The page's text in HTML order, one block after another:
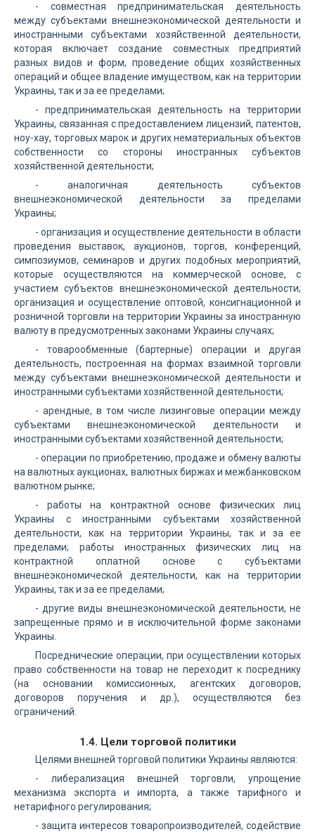
- совместная предпринимательская деятельность
между субъектами внешнеэкономической деятельности и
иностранными субъектами хозяйственной деятельности,
которая включает создание совместных предприятий
разных видов и форм, проведение общих хозяйственных
операций и общее владение имуществом, как на территории
Украины, так и за ее пределами;
- предпринимательская деятельность на территории
Украины, связанная с предоставлением лицензий, патентов,
ноу-хау, торговых марок и других нематериальных объектов
собственности со стороны иностранных субъектов
хозяйственной деятельности;
- аналогичная деятельность субъектов
внешнеэкономической деятельности за пределами
Украины;
- организация и осуществление деятельности в области
проведения выставок, аукционов, торгов, конференций,
симпозиумов, семинаров и других подобных мероприятий,
которые осуществляются на коммерческой основе, с
участием субъектов внешнеэкономической деятельности;
организация и осуществление оптовой, консигнационной и
розничной торговли на территории Украины за иностранную
валюту в предусмотренных законами Украины случаях;
- товарообменные (бартерные) операции и другая
деятельность, построенная на формах взаимной торговли
между субъектами внешнеэкономической деятельности и
иностранными субъектами хозяйственной деятельности;
- арендные, в том числе лизинговые операции между
субъектами внешнеэкономической деятельности и
иностранными субъектами хозяйственной деятельности;
- операции по приобретению, продаже и обмену валюты
на валютных аукционах, валютных биржах и межбанковском
валютном рынке;
- работы на контрактной основе физических лиц
Украины с иностранными субъектами хозяйственной
деятельности, как на территории Украины, так и за ее
пределами; работы иностранных физических лиц на
контрактной оплатной основе с субъектами
внешнеэкономической деятельности, как на территории
Украины, так и за ее пределами;
- другие виды внешнеэкономической деятельности, не
запрещенные прямо и в исключительной форме законами
Украины.
Посреднические операции, при осуществлении которых
право собственности на товар не переходит к посреднику
(на основании комиссионных, агентских договоров,
договоров поручения и др.), осуществляются без
ограничений.
1.4. Цели торговой политики
Целями внешней торговой политики Украины являются:
- либерализация внешней торговли, упрощение
механизма экспорта и импорта, а также тарифного и
нетарифного регулирования;
- защита интересов товаропроизводителей, содействие